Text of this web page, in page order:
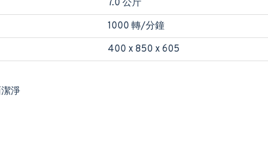
7.0 公斤
1000 轉/分鐘
400 x 850 x 605
淨